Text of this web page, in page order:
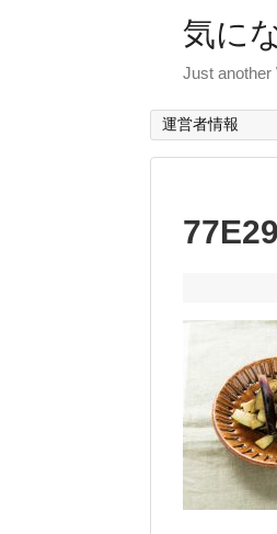
気に
Just another
運営者情報